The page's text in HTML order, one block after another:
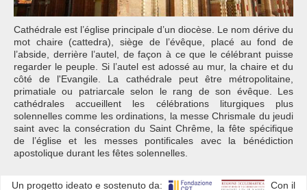
Cathédrale est l’église principale d’un diocèse. Le nom dérive du
mot chaire (cattedra), siège de l’évêque, placé au fond de
l’abside, derrière l’autel, de façon à ce que le célébrant puisse
regarder le peuple. Si l’autel est adossé au mur, la chaire et du
côté de l'Evangile. La cathédrale peut être métropolitaine,
primatiale ou patriarcale selon le rang de son évêque. Les
cathédrales accueillent les célébrations liturgiques plus
solennelles comme les ordinations, la messe Chrismale du jeudi
saint avec la consécration du Saint Chrême, la fête spécifique
de l’église et les messes pontificales avec la bénédiction
apostolique durant les fêtes solennelles.
Un progetto ideato e sostenuto da: Con il